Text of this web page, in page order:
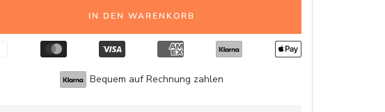
IN DEN WARENKORB
Bequem auf Rechnung zahlen